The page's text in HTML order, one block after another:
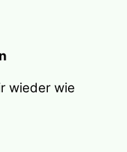
wieder wie